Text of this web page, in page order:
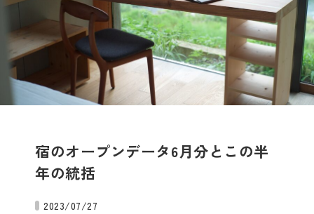
宿のオープンデータ6月分とこの半
年の統括
2023/07/27